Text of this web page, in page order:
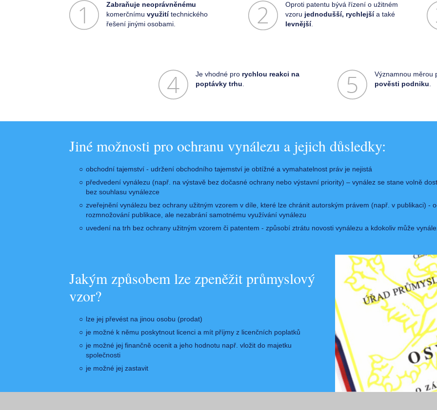
Zabraňuje neoprávněnému
komerčnímuvyužitítechnického
řešení jinými osobami.
Oproti patentu bývá řízení o užitném
vzoru jednodušší, rychlejšía také
levnější.
Je vhodné pro rychlou reakci na
poptávky trhu
Významnou měrou
pověsti podniku
Jiné možnosti pro ochranu vynálezu a jejich důsledky:
obchodní tajemství - udržení obchodního tajemství je obtížné a vymahatelnost práv je nejistá
předvedení vynálezu (např. na výstavě bez dočasné ochrany nebo výstavní priority) – vynález se stane volně
bez souhlasu vynálezce
zveřejnění vynálezu bez ochrany užitným vzorem v díle, které lze chránit autorským právem (např. v publikaci) -
rozmnožování publikace, ale nezabrání samotnému využívání vynálezu
uvedení na trh bez ochrany užitným vzorem či patentem - způsobí ztrátu novosti vynálezu a kdokoliv může
Jakým způsobem lze zpeněžit průmyslový
vzor?
lze jej převést na jinou osobu (prodat)
je možné k němu poskytnout licenci a mít příjmy z licenčních poplatků
je možné jej finančně ocenit a jeho hodnotu např. vložit do majetku
společnosti
je možné jej zastavit